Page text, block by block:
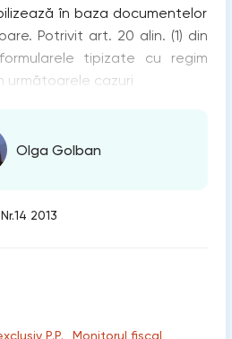
în baza documentelor
Potrivit art. 20 alin. (1) din
tipizate cu regim
următoarele cazuri
Olga Golban
2013
P.P. „Monitorul fiscal